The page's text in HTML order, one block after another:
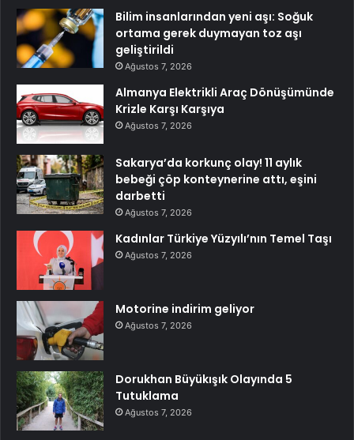
Bilim insanlarından yeni aşı: Soğuk
ortama gerek duymayan toz aşı
geliştirildi
Ağustos 7, 2026
Almanya Elektrikli Araç Dönüşümünde
Krizle Karşı Karşıya
Ağustos 7, 2026
Sakarya’da korkunç olay! 11 aylık
bebeği çöp konteynerine attı, eşini
darbetti
Ağustos 7, 2026
Kadınlar Türkiye Yüzyılı’nın Temel Taşı
Ağustos 7, 2026
Motorine indirim geliyor
Ağustos 7, 2026
Dorukhan Büyükışık Olayında 5
Tutuklama
Ağustos 7, 2026